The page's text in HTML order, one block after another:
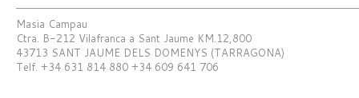
Masia Campau
Ctra. B-212 Vilafranca a Sant Jaume KM.12,800
43713 SANT JAUME DELS DOMENYS (TARRAGONA)
Telf. +34 631 814 880 +34 609 641 706